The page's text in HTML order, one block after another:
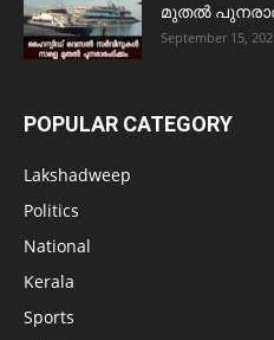
മുതൽ
September 15,
POPULAR CATEGORY
Lakshadweep
Politics
National
Kerala
Sports